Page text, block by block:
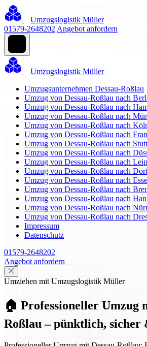
Umzugslogistik Müller
01579-2648202 Angebot anfordern
Umzugslogistik Müller
Umzugsunternehmen Dessau-Roßlau
Umzug von Dessau-Roßlau nach
Umzug von Dessau-Roßlau nach
Umzug von Dessau-Roßlau nach
Umzug von Dessau-Roßlau nach
Umzug von Dessau-Roßlau nach
Umzug von Dessau-Roßlau nach
Umzug von Dessau-Roßlau nach
Umzug von Dessau-Roßlau nach
Umzug von Dessau-Roßlau nach
Umzug von Dessau-Roßlau nach
Umzug von Dessau-Roßlau nach
Umzug von Dessau-Roßlau nach
Umzug von Dessau-Roßlau nach
Umzug von Dessau-Roßlau nach
Impressum
Datenschutz
01579-2648202
Angebot anfordern
Umziehen mit Umzugslogistik Müller
🏠 Professioneller Umzug
Roßlau – pünktlich, sicher